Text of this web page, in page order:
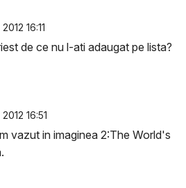
16:11
de ce nu l-ati adaugat pe lista?
16:51
vazut in imaginea 2:The World's